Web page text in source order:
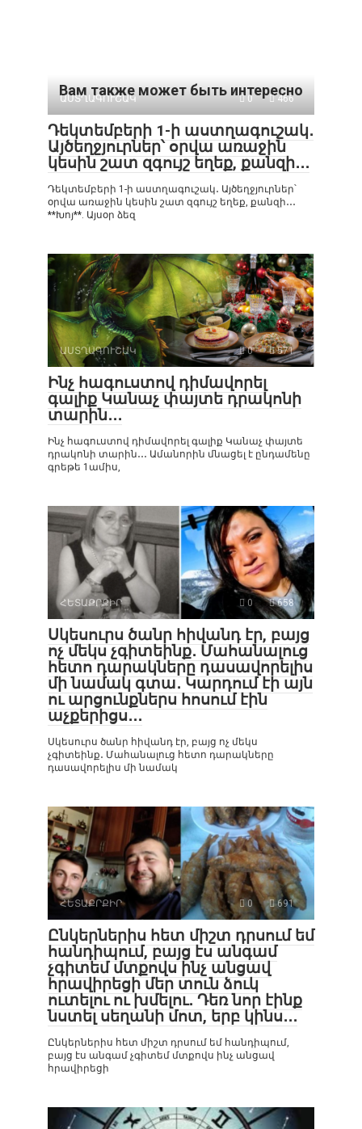
Вам также может быть интересно
ԱՍՏՂԱԳՈՒՇԱԿ 0 466
Դեկտեմբերի 1-ի աստղագուշակ․
Այծեղջյուրներ՝ օրվա առաջին
կեսին շատ զգույշ եղեք, քանզի․․․
Դեկտեմբերի 1-ի աստղագուշակ․ Այծեղջյուրներ՝
օրվա առաջին կեսին շատ զգույշ եղեք, քանզի․․․
**Խոյ**. Այսօր ձեզ
ԱՍՏՂԱԳՈՒՇԱԿ 0 571
Ինչ հագուստով դիմավորել
գալիք Կանաչ փայտե դրակոնի
տարին․․․
Ինչ հագուստով դիմավորել գալիք Կանաչ փայտե
դրակոնի տարին․․․ Ամանորին մնացել է ընդամենը
գրեթե 1ամիս,
ՀԵՏԱՔՐՔԻՐ 0 658
Սկեսուրս ծանր հիվանդ էր, բայց
ոչ մեկս չգիտեինք․ Մահանալուց
հետո դարակները դասավորելիս
մի նամակ գտա․ Կարդում էի այն
ու արցունքներս հոսում էին
աչքերիցս․․․
Սկեսուրս ծանր հիվանդ էր, բայց ոչ մեկս
չգիտեինք․ Մահանալուց հետո դարակները
դասավորելիս մի նամակ
ՀԵՏԱՔՐՔԻՐ 0 691
Ընկերներիս հետ միշտ դրսում եմ
հանդիպում, բայց էս անգամ
չգիտեմ մտքովս ինչ անցավ
հրավիրեցի մեր տուն ձուկ
ուտելու ու խմելու․ Դեռ նոր էինք
նստել սեղանի մոտ, երբ կինս․․․
Ընկերներիս հետ միշտ դրսում եմ հանդիպում,
բայց էս անգամ չգիտեմ մտքովս ինչ անցավ
հրավիրեցի